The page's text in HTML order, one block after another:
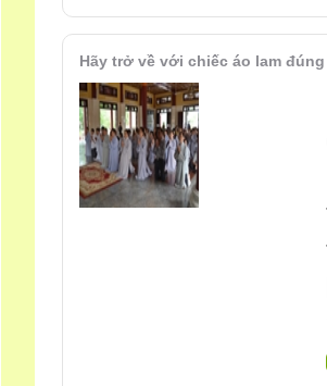
Hãy trở về với chiếc áo lam